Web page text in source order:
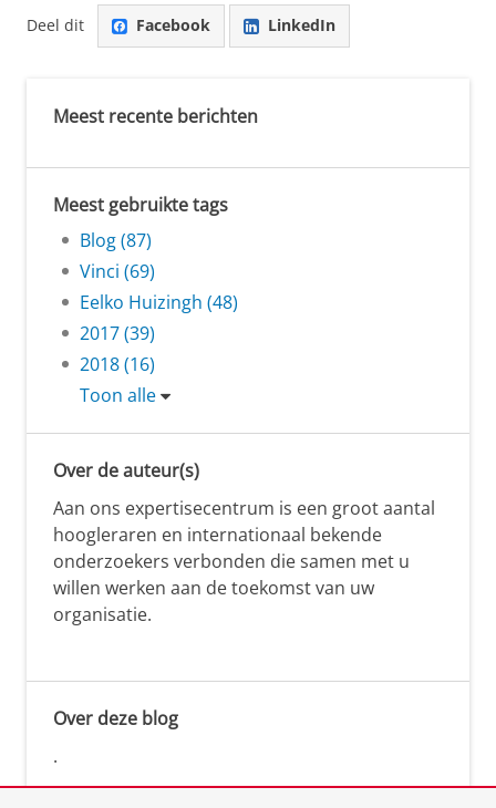
Deel dit Facebook LinkedIn
Meest recente berichten
Meest gebruikte tags
Blog (87)
Vinci (69)
Eelko Huizingh (48)
2017 (39)
2018 (16)
Toon alle
Over de auteur(s)
Aan ons expertisecentrum is een groot aantal
hoogleraren en internationaal bekende
onderzoekers verbonden die samen met u
willen werken aan de toekomst van uw
organisatie.
Over deze blog
.